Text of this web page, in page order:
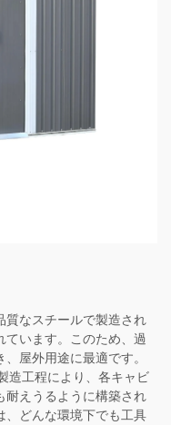
質なスチールで製造され
ています。このため、過
屋外用途に最適です。
造工程により、各キャビ
耐えうるように構築され
、どんな環境下でも工具